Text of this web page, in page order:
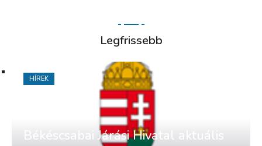
Legfrissebb
Békéscsabai Járási Hivatal aktuális
HÍREK